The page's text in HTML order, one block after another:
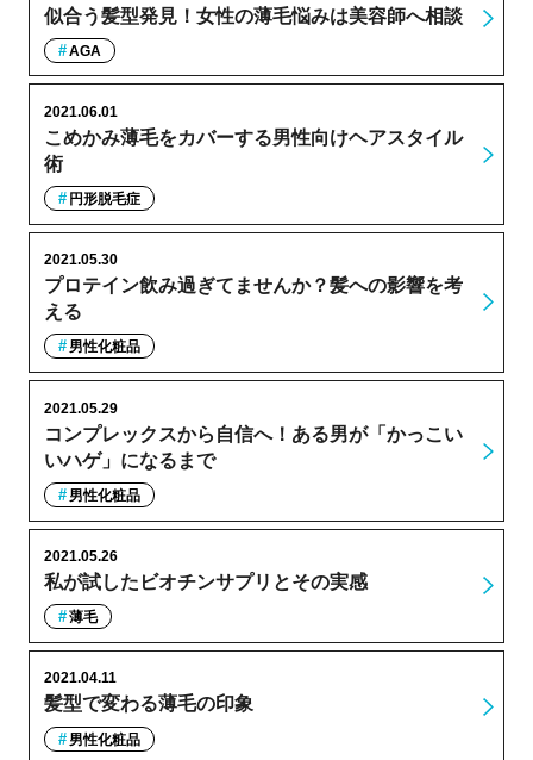
似合う髪型発見！女性の薄毛悩みは美容師へ相談
AGA
こめかみ薄毛をカバーする男性向けヘアスタイル
術
2021.06.01
円形脱毛症
プロテイン飲み過ぎてませんか？髪への影響を考
える
2021.05.30
男性化粧品
コンプレックスから自信へ！ある男が「かっこい
いハゲ」になるまで
2021.05.29
男性化粧品
私が試したビオチンサプリとその実感
2021.05.26
薄毛
髪型で変わる薄毛の印象
2021.04.11
男性化粧品